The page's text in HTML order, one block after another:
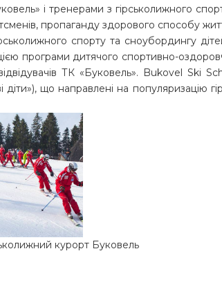
і тренерами з гірськолижного
пропаганду здорового способу
спорту та сноубордингу
програми дитячого спортивно-
ТК «Буковель». Bukovel Ski
діти»), що направлені на популяризацію
курорт Буковель